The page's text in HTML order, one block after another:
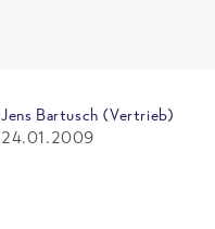
Jens Bartusch (Vertrieb)
24.01.2009